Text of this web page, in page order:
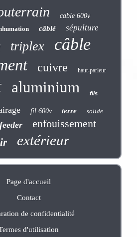
cable 600v
câblé sépulture
triplex câble
cuivre haut-parleur
aluminium fils
fil 600v terre solide
feeder enfouissement
extérieur
Page d'accueil
Contact
de confidentialité
d'utilisation